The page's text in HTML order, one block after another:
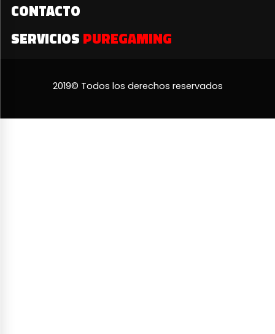
CONTACTO
SERVICIOS PUREGAMING
2019© Todos los derechos reservados